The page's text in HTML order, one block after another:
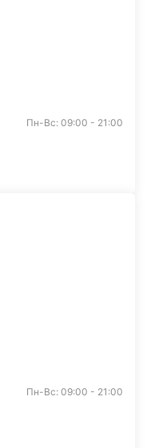
Пн-Вс: 09:00 - 21:00
Пн-Вс: 09:00 - 21:00